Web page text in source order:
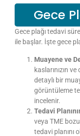
Gece
Gece plağı tedavi
ile başlar. İşte gece
Muayene ve
kaslarınızın
detaylı bir
görüntüleme
incelenir.
Tedavi
veya TME
tedavi planını